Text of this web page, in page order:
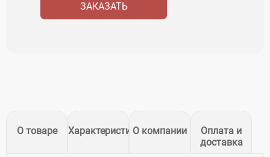
ЗАКАЗАТЬ
О товаре ХарактеристикиО компании
Оплата и
доставка